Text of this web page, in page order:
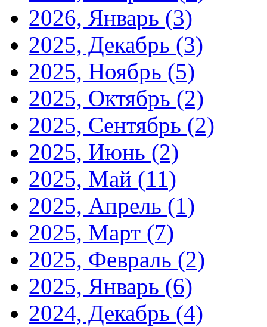
2026, Январь (3)
2025, Декабрь (3)
2025, Ноябрь (5)
2025, Октябрь (2)
2025, Сентябрь (2)
2025, Июнь (2)
2025, Май (11)
2025, Апрель (1)
2025, Март (7)
2025, Февраль (2)
2025, Январь (6)
2024, Декабрь (4)